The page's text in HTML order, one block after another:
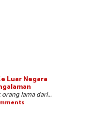
Luar Negara
lama dari...